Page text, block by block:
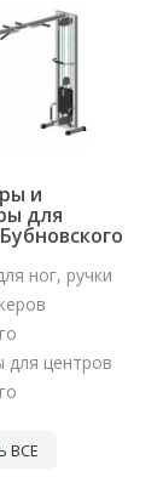
и
для
ног, ручки
для центров
ВСЕ